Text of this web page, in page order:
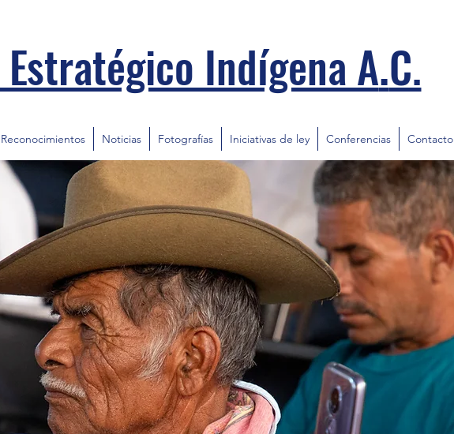
Indígena A.C.
Reconocimientos Noticias Fotografías Iniciativas de ley Conferencias Contacto